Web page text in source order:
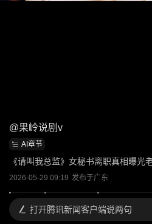
@果岭说剧v
AI章节
《请叫我总监》女秘书离职真相曝光
2026-05-29 09:19 发布于广东
打开腾讯新闻客户端说两句